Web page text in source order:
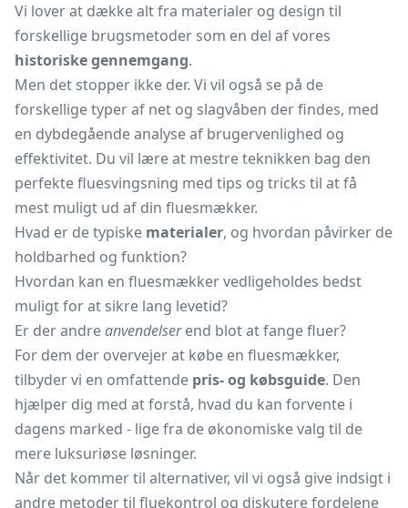
Vi lover at dække alt fra materialer og design til
forskellige brugsmetoder som en del af vores
historiske gennemgang.
Men det stopper ikke der. Vi vil også se på de
forskellige typer af net og slagvåben der findes, med
en dybdegående analyse af brugervenlighed og
effektivitet. Du vil lære at mestre teknikken bag den
perfekte fluesvingsning med tips og tricks til at få
mest muligt ud af din fluesmækker.
Hvad er de typiske materialer, og hvordan påvirker de
holdbarhed og funktion?
Hvordan kan en fluesmækker vedligeholdes bedst
muligt for at sikre lang levetid?
Er der andreanvendelserend blot at fange fluer?
For dem der overvejer at købe en fluesmækker,
tilbyder vi en omfattende pris- og købsguide. Den
hjælper dig med at forstå, hvad du kan forvente i
dagens marked - lige fra de økonomiske valg til de
mere luksuriøse løsninger.
Når det kommer til alternativer, vil vi også give indsigt i
andre metoder til fluekontrol og diskutere fordelene